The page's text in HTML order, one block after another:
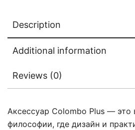
Description
Additional information
Reviews (0)
Аксессуар Colombo Plus — это
философии, где дизайн и